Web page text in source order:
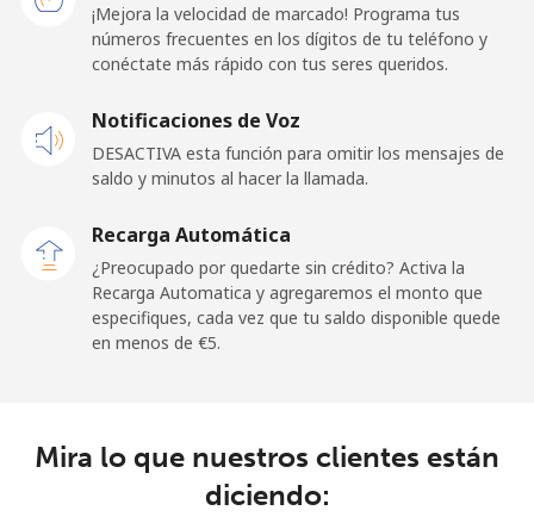
Línea fija ⁦16.5¢⁩ 60 min por ⁦€10⁩ -
Sao Tome And Principe
country
⁦170.9¢⁩
Saudi Arabia
¡Mejora la velocidad de marcado! Programa tus
números frecuentes en los dígitos de tu teléfono y
conéctate más rápido con tus seres queridos.
Notificaciones de Voz
DESACTIVA esta función para omitir los mensajes de
saldo y minutos al hacer la llamada.
Recarga Automática
¿Preocupado por quedarte sin crédito? Activa la
Recarga Automatica y agregaremos el monto que
especifiques, cada vez que tu saldo disponible quede
en menos de ⁦€5⁩.
Mira lo que nuestros clientes están
diciendo: